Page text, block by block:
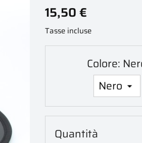
15,50 €
Tasse incluse
Colore:
Quantità